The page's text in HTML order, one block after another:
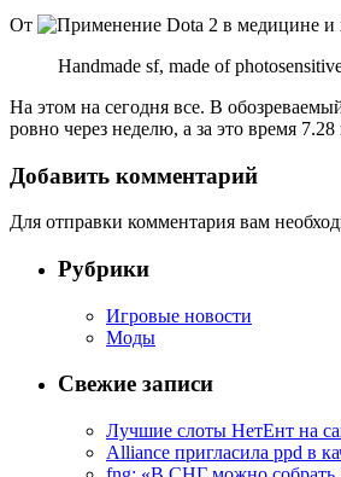
От
Handmade sf, made of
На этом на сегодня все. В
ровно через неделю, а за это время
Добавить комментарий
Для отправки комментария вам
Рубрики
Игровые новости
Моды
Свежие записи
Лучшие слоты НетЕнт на
Alliance пригласила ppd в